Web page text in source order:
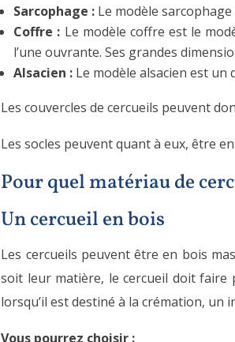
Sarcophage : Le modèle
Coffre : Le modèle coffre est le
l’une ouvrante. Ses grandes
Alsacien : Le modèle alsacien est
Les couvercles de cercueils peuvent
Les socles peuvent quant à eux, être
Pour quel matériau de
Un cercueil en bois
Les cercueils peuvent être en bois
soit leur matière, le cercueil doit faire
lorsqu’il est destiné à la crémation, un
Vous pourrez choisir :